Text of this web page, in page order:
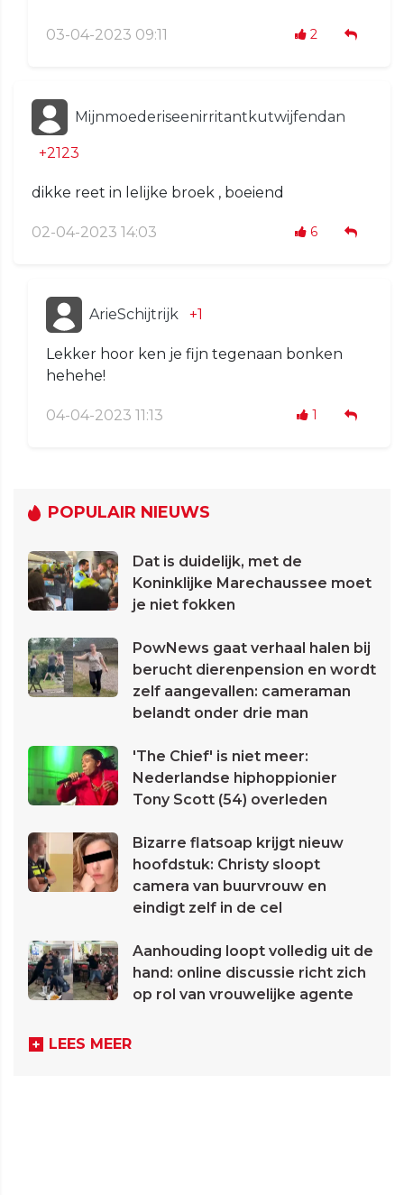
03-04-2023 09:11 2
Mijnmoederiseenirritantkutwijfendan
+2123
dikke reet in lelijke broek , boeiend
02-04-2023 14:03 6
ArieSchijtrijk +1
Lekker hoor ken je fijn tegenaan bonken
hehehe!
04-04-2023 11:13 1
POPULAIR NIEUWS
Dat is duidelijk, met de
Koninklijke Marechaussee moet
je niet fokken
PowNews gaat verhaal halen bij
berucht dierenpension en wordt
zelf aangevallen: cameraman
belandt onder drie man
'The Chief' is niet meer:
Nederlandse hiphoppionier
Tony Scott (54) overleden
Bizarre flatsoap krijgt nieuw
hoofdstuk: Christy sloopt
camera van buurvrouw en
eindigt zelf in de cel
Aanhouding loopt volledig uit de
hand: online discussie richt zich
op rol van vrouwelijke agente
LEES MEER